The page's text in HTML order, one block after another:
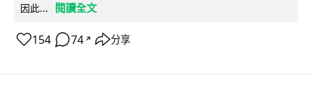
因此...
閱讀全文
154 74 ↗ 分享